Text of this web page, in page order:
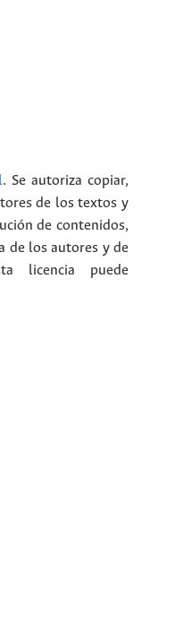
. Se autoriza copiar,
de los textos y
de contenidos,
de los autores y de
licencia puede